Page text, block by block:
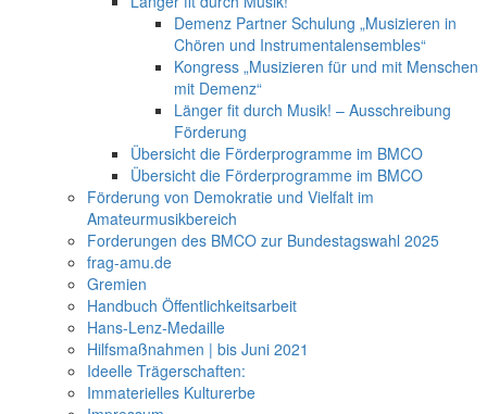
Demenz Partner Schulung „Musizieren in
Chören und Instrumentalensembles“
Kongress „Musizieren für und mit Menschen
mit Demenz“
Länger fit durch Musik! – Ausschreibung
Förderung
Übersicht die Förderprogramme im BMCO
Übersicht die Förderprogramme im BMCO
Förderung von Demokratie und Vielfalt im
Amateurmusikbereich
Forderungen des BMCO zur Bundestagswahl 2025
frag-amu.de
Gremien
Handbuch Öffentlichkeitsarbeit
Hans-Lenz-Medaille
Hilfsmaßnahmen | bis Juni 2021
Ideelle Trägerschaften:
Immaterielles Kulturerbe